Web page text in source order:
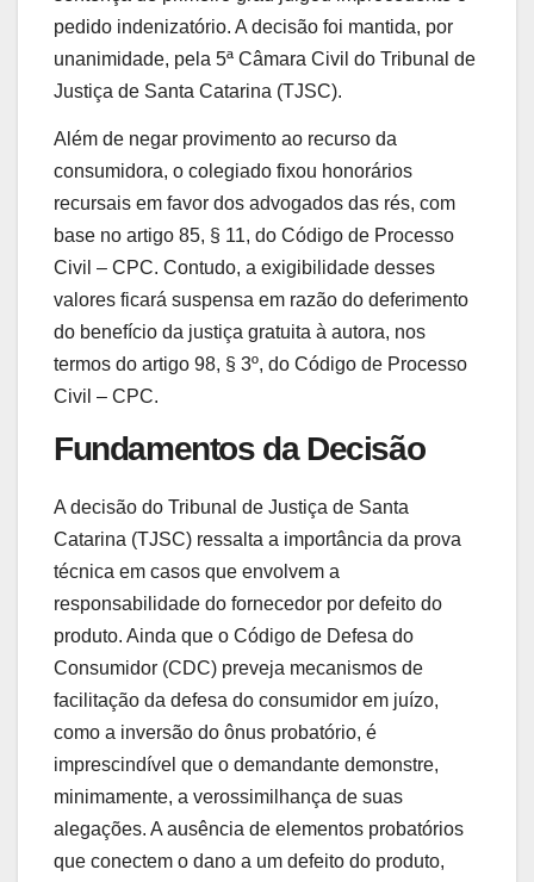
pedido indenizatório. A decisão foi mantida, por
unanimidade, pela 5ª Câmara Civil do Tribunal de
Justiça de Santa Catarina (TJSC).
Além de negar provimento ao recurso da
consumidora, o colegiado fixou honorários
recursais em favor dos advogados das rés, com
base no artigo 85, § 11, do Código de Processo
Civil – CPC. Contudo, a exigibilidade desses
valores ficará suspensa em razão do deferimento
do benefício da justiça gratuita à autora, nos
termos do artigo 98, § 3º, do Código de Processo
Civil – CPC.
Fundamentos da Decisão
A decisão do Tribunal de Justiça de Santa
Catarina (TJSC) ressalta a importância da prova
técnica em casos que envolvem a
responsabilidade do fornecedor por defeito do
produto. Ainda que o Código de Defesa do
Consumidor (CDC) preveja mecanismos de
facilitação da defesa do consumidor em juízo,
como a inversão do ônus probatório, é
imprescindível que o demandante demonstre,
minimamente, a verossimilhança de suas
alegações. A ausência de elementos probatórios
que conectem o dano a um defeito do produto,